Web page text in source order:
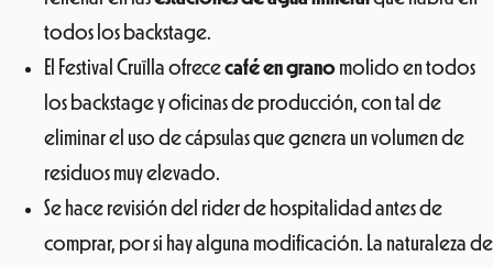
todos los backstage.
El Festival Cruïlla ofrececafé en grano molido en todos
los backstage y oficinas de producción, con tal de
eliminar el uso de cápsulas que genera un volumen de
residuos muy elevado.
Se hace revisión del rider de hospitalidad antes de
comprar, por si hay alguna modificación. La naturaleza de